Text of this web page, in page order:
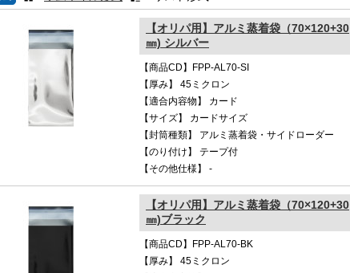
【オリパ用】アルミ蒸着袋（70×120+30
㎜) シルバー
【商品CD】FPP-AL70-SI
【厚み】 45ミクロン
【適合内容物】 カード
【サイズ】 カードサイズ
【封筒種類】 アルミ蒸着袋・サイドローダー
【のり付け】 テープ付
【その他仕様】 -
【オリパ用】アルミ蒸着袋（70×120+30
㎜)ブラック
【商品CD】FPP-AL70-BK
【厚み】 45ミクロン